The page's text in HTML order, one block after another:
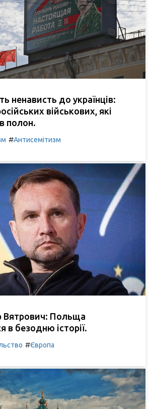
ненависть до українців:
військових, які
полон.
#Антисемітизм
Польща
в безодню історії.
#Європа